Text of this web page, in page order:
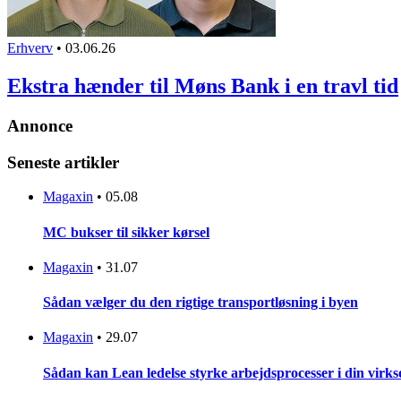
Erhverv • 03.06.26
Ekstra hænder til Møns Bank i en travl tid
Annonce
Seneste artikler
Magaxin • 05.08
MC bukser til sikker kørsel
Magaxin • 31.07
Sådan vælger du den rigtige transportløsning i byen
Magaxin • 29.07
Sådan kan Lean ledelse styrke arbejdsprocesser i din